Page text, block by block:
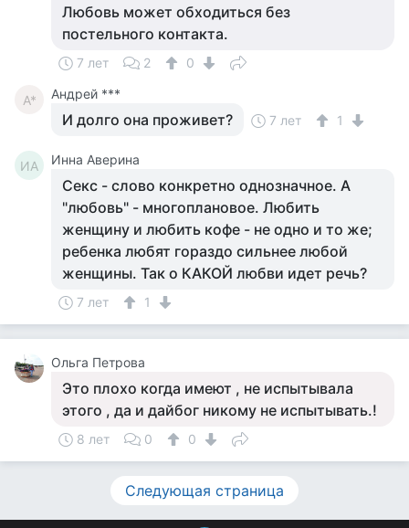
Любовь может обходиться без
постельного контакта.
7 лет 2 0
А* Андрей ***
И долго она проживет? 7 лет 1
ИА Инна Аверина
Секс - слово конкретно однозначное. А
"любовь" - многоплановое. Любить
женщину и любить кофе - не одно и то же;
ребенка любят гораздо сильнее любой
женщины. Так о КАКОЙ любви идет речь?
7 лет 1
Ольга Петрова
Это плохо когда имеют , не испытывала
этого , да и дайбог никому не испытывать.!
8 лет 0 0
Следующая страница